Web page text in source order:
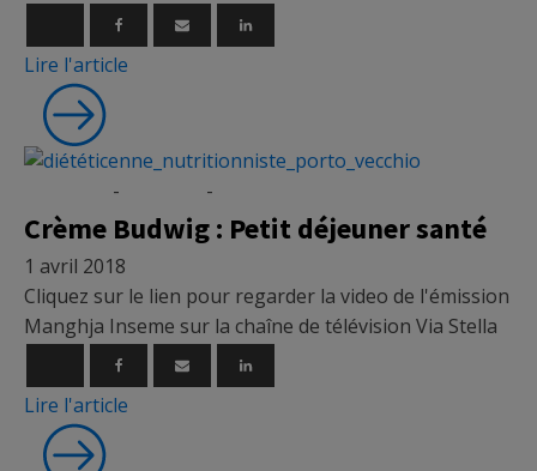
Lire l'article
- -
Crème Budwig : Petit déjeuner santé
1 avril 2018
Cliquez sur le lien pour regarder la video de l'émission
Manghja Inseme sur la chaîne de télévision Via Stella
Lire l'article